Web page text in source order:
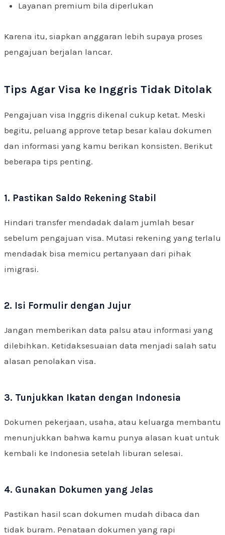
Layanan premium bila diperlukan
Karena itu, siapkan anggaran lebih supaya proses
pengajuan berjalan lancar.
Tips Agar Visa ke Inggris Tidak Ditolak
Pengajuan visa Inggris dikenal cukup ketat. Meski
begitu, peluang approve tetap besar kalau dokumen
dan informasi yang kamu berikan konsisten. Berikut
beberapa tips penting.
1. Pastikan Saldo Rekening Stabil
Hindari transfer mendadak dalam jumlah besar
sebelum pengajuan visa. Mutasi rekening yang terlalu
mendadak bisa memicu pertanyaan dari pihak
imigrasi.
2. Isi Formulir dengan Jujur
Jangan memberikan data palsu atau informasi yang
dilebihkan. Ketidaksesuaian data menjadi salah satu
alasan penolakan visa.
3. Tunjukkan Ikatan dengan Indonesia
Dokumen pekerjaan, usaha, atau keluarga membantu
menunjukkan bahwa kamu punya alasan kuat untuk
kembali ke Indonesia setelah liburan selesai.
4. Gunakan Dokumen yang Jelas
Pastikan hasil scan dokumen mudah dibaca dan
tidak buram. Penataan dokumen yang rapi